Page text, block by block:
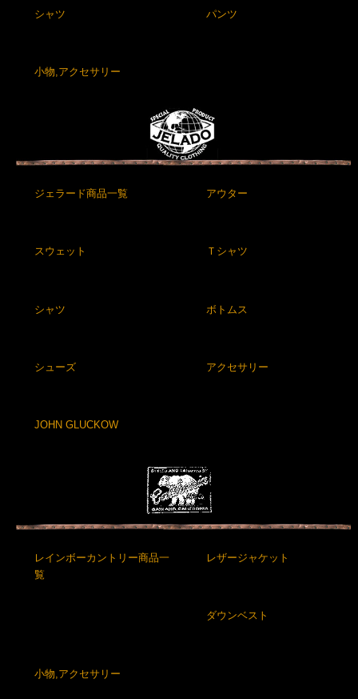
シャツ パンツ
小物,アクセサリー
ジェラード商品一覧 アウター
スウェット Ｔシャツ
シャツ ボトムス
シューズ アクセサリー
JOHN GLUCKOW
レインボーカントリー商品一
覧
レザージャケット
ダウンベスト
小物,アクセサリー